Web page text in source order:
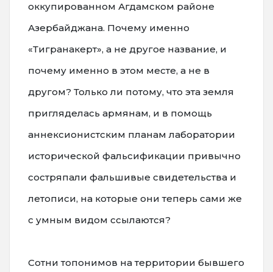
оккупированном Агдамском районе
Азербайджана. Почему именно
«Тигранакерт», а не другое название, и
почему именно в этом месте, а не в
другом? Только ли потому, что эта земля
пригляделась армянам, и в помощь
аннексионистским планам лаборатории
исторической фальсификации привычно
состряпали фальшивые свидетельства и
летописи, на которые они теперь сами же
с умным видом ссылаются?
Сотни топонимов на территории бывшего